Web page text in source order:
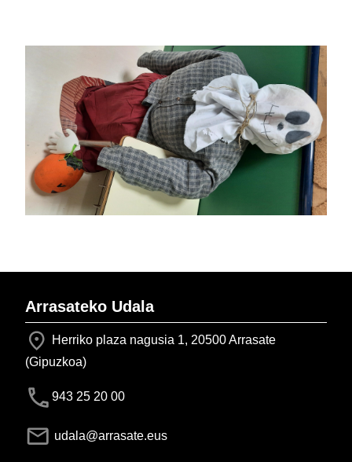
Arrasateko Udala
Herriko plaza nagusia 1, 20500 Arrasate
(Gipuzkoa)
943 25 20 00
udala@arrasate.eus